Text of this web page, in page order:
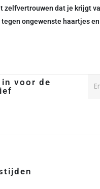
zelfvertrouwen dat je krijgt
tegen ongewenste haartjes
voor de